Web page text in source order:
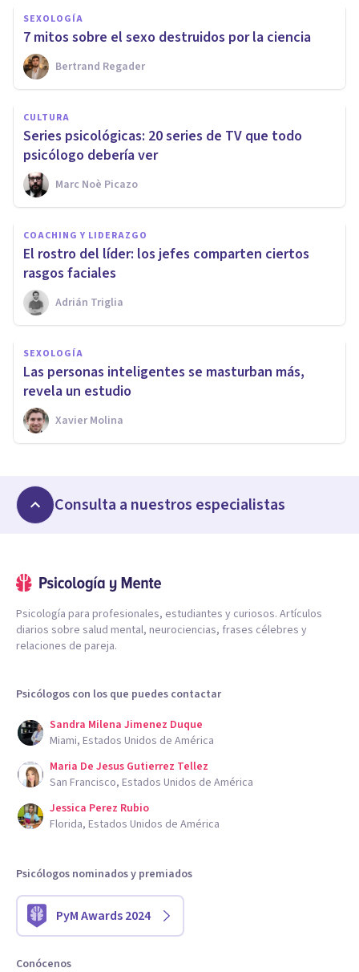
SEXOLOGÍA
7 mitos sobre el sexo destruidos por la ciencia
Bertrand Regader
CULTURA
Series psicológicas: 20 series de TV que todo
psicólogo debería ver
Marc Noè Picazo
COACHING Y LIDERAZGO
El rostro del líder: los jefes comparten ciertos
rasgos faciales
Adrián Triglia
SEXOLOGÍA
Las personas inteligentes se masturban más,
revela un estudio
Xavier Molina
Consulta a nuestros especialistas
Psicología para profesionales, estudiantes y curiosos. Artículos
diarios sobre salud mental, neurociencias, frases célebres y
relaciones de pareja.
Psicólogos con los que puedes contactar
Sandra Milena Jimenez Duque
Miami, Estados Unidos de América
Maria De Jesus Gutierrez Tellez
San Francisco, Estados Unidos de América
Jessica Perez Rubio
Florida, Estados Unidos de América
Psicólogos nominados y premiados
PyM Awards 2024
Conócenos